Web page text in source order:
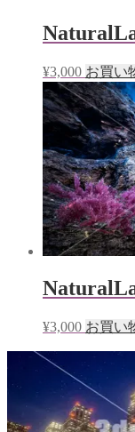
¥3,000 お買い
¥3,000 お買い